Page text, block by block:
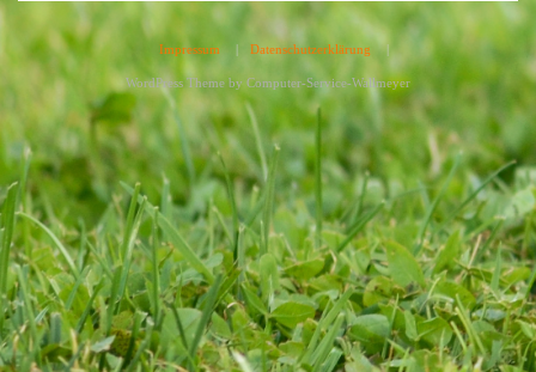
Impressum | Datenschutzerklärung |
WordPress Theme by Computer-Service-Wallmeyer